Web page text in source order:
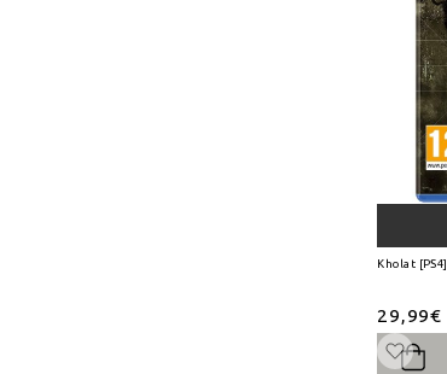
Kholat [PS4]
29,99€